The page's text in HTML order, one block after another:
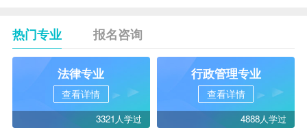
热门专业 报名咨询
法律专业
查看详情
3321人学过
行政管理专业
查看详情
4888人学过